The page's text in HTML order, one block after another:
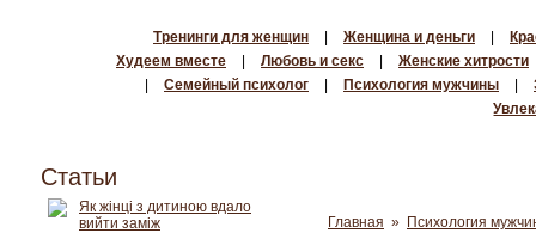
Тренинги для женщин Женщина и деньги
Худеем вместе
Любовь и секс
Женские хитрости
Семейный психолог Психология мужчины
Главная » Психология
Статьи
Як жінці з дитиною вдало
вийти заміж